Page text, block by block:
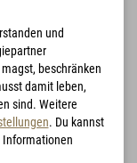
und
magst, beschränken
damit leben,
sind. Weitere
. Du kannst
Informationen